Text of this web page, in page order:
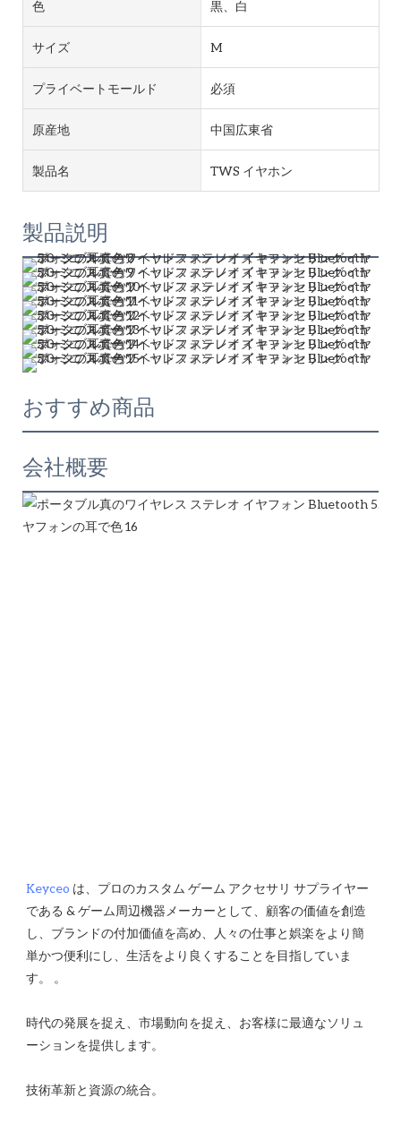
色 黒、白
サイズ M
プライベートモールド 必須
原産地 中国広東省
製品名 TWS イヤホン
製品説明
おすすめ商品
会社概要
Keyceo は、プロのカスタム ゲーム アクセサリ サプライヤー
である & ゲーム周辺機器メーカーとして、顧客の価値を創造
し、ブランドの付加価値を高め、人々の仕事と娯楽をより簡
単かつ便利にし、生活をより良くすることを目指していま
時代の発展を捉え、市場動向を捉え、お客様に最適なソリュ